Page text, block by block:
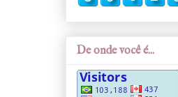
De onde você é...